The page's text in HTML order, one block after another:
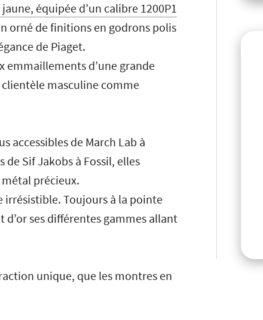
équipée d’un calibre 1200P1
orné de finitions en godrons polis
de Piaget.
emmaillements d’une grande
masculine comme
accessibles de March Lab à
Sif Jakobs à Fossil, elles
précieux.
irrésistible. Toujours à la pointe
d’or ses différentes gammes allant
unique, que les montres en